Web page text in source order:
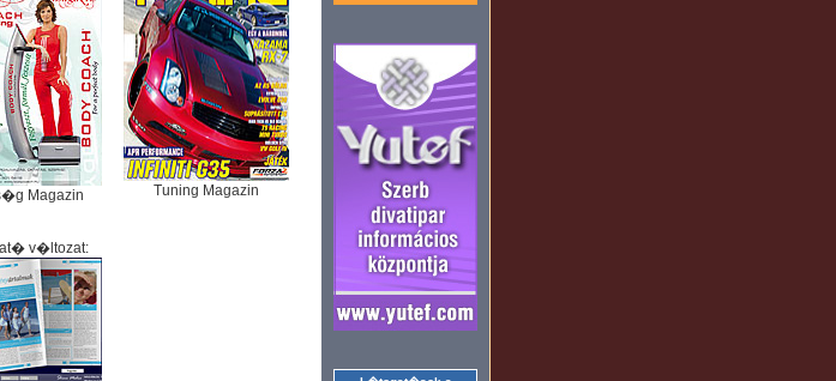
Magazin Tuning Magazin
v�ltozat: